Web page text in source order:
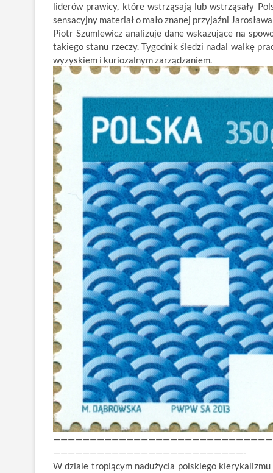
liderów prawicy, które wstrząsają lub wstrząsały
sensacyjny materiał o mało znanej przyjaźni
Piotr Szumlewicz analizuje dane wskazujące na
takiego stanu rzeczy. Tygodnik śledzi nadal walkę
wyzyskiem i kuriozalnym zarządzaniem.
——————————————————————————-
W dziale tropiącym nadużycia polskiego